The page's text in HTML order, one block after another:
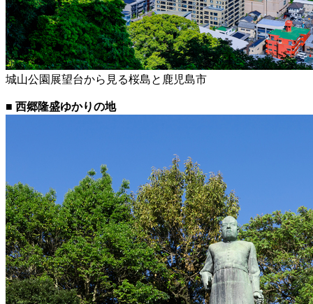
城山公園展望台から見る桜島と鹿児島市
■ 西郷隆盛ゆかりの地